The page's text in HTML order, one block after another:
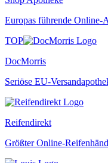
Europas führende Online-
TOP
DocMorris
Seriöse EU-
Reifendirekt
Größter Online-